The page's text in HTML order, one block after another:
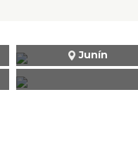
Junín